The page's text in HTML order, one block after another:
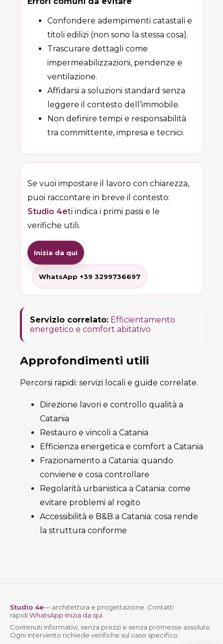
Confondere adempimenti catastali e
titoli edilizi (non sono la stessa cosa).
Trascurare dettagli come
impermeabilizzazioni, pendenze e
ventilazione.
Affidarsi a soluzioni standard senza
leggere il contesto dell’immobile.
Non definire tempi e responsabilità
tra committente, impresa e tecnici.
Se vuoi impostare il lavoro con chiarezza,
puoi raccontare in breve il contesto:
Studio 4eti indica i primi passi e le
verifiche utili.
Inizia da qui
WhatsApp +39 3299736697
Servizio correlato: Efficientamento
energetico e comfort abitativo
Approfondimenti utili
Percorsi rapidi: servizi locali e guide correlate.
Direzione lavori e controllo qualità a
Catania
Restauro e vincoli a Catania
Efficienza energetica e comfort a Catania
Frazionamento a Catania: quando
conviene e cosa controllare
Regolarità urbanistica a Catania: come
evitare problemi al rogito
Accessibilità e B&B a Catania: cosa rende
la struttura conforme
Studio 4e— architettura e progettazione. Contatti
rapidi:WhatsApp•Inizia da qui
Contenuti informativi, senza prezzi e senza promesse assolute.
Ogni intervento richiede verifiche sul caso specifico.